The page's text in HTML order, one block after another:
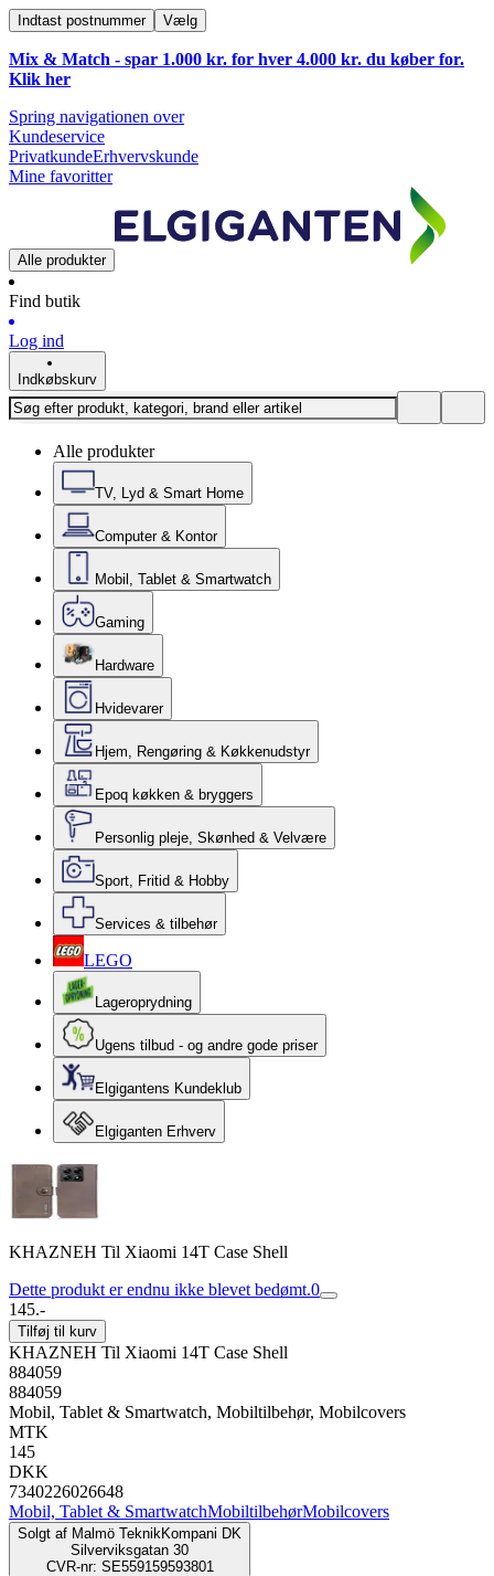
Indtast postnummer Vælg
Mix & Match - spar 1.000 kr. for hver 4.000 kr. du køber for.
Klik her
Spring navigationen over
Kundeservice
PrivatkundeErhvervskunde
Mine favoritter
Alle produkter
Find butik
Log ind
Indkøbskurv
Alle produkter
TV, Lyd & Smart Home
Computer & Kontor
Mobil, Tablet & Smartwatch
Gaming
Hardware
Hvidevarer
Hjem, Rengøring & Køkkenudstyr
Epoq køkken & bryggers
Personlig pleje, Skønhed & Velvære
Sport, Fritid & Hobby
Services & tilbehør
LEGO
Lageroprydning
Ugens tilbud - og andre gode priser
Elgigantens Kundeklub
Elgiganten Erhverv
KHAZNEH Til Xiaomi 14T Case Shell
Dette produkt er endnu ikke blevet bedømt.0
145.-
Tilføj til kurv
KHAZNEH Til Xiaomi 14T Case Shell
884059
884059
Mobil, Tablet & Smartwatch, Mobiltilbehør, Mobilcovers
MTK
145
DKK
7340226026648
Mobil, Tablet & SmartwatchMobiltilbehørMobilcovers
Solgt af Malmö TeknikKompani DK
Silverviksgatan 30
CVR-nr: SE559159593801